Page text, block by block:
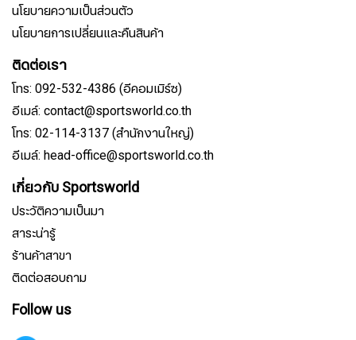
นโยบายความเป็นส่วนตัว
นโยบายการเปลี่ยนและคืนสินค้า
ติดต่อเรา
โทร: 092-532-4386 (อีคอมเมิร์ซ)
อีเมล์: contact@sportsworld.co.th
โทร: 02-114-3137 (สำนักงานใหญ่)
อีเมล์: head-office@sportsworld.co.th
เกี่ยวกับ Sportsworld
ประวัติความเป็นมา
สาระน่ารู้
ร้านค้าสาขา
ติดต่อสอบถาม
Follow us